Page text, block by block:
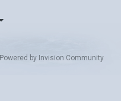
Powered by Invision Community